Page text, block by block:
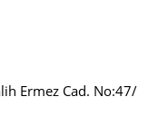
Ermez Cad. No:47/